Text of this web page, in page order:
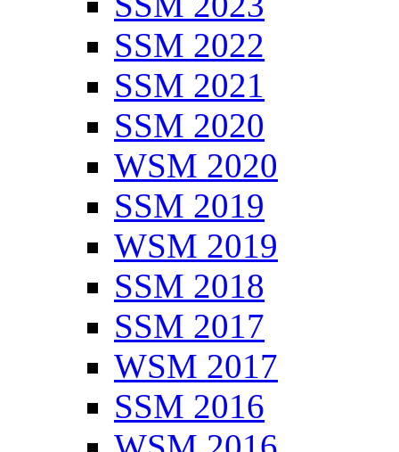
SSM 2022
SSM 2021
SSM 2020
WSM 2020
SSM 2019
WSM 2019
SSM 2018
SSM 2017
WSM 2017
SSM 2016